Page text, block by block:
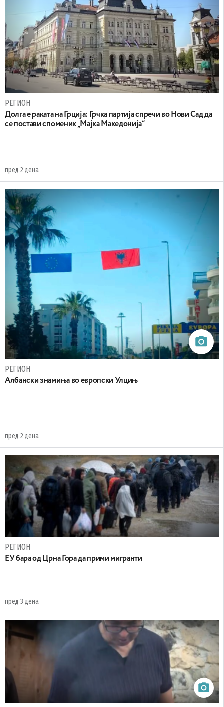
РЕГИОН
Долга е раката на Грција: Грчка партија спречи во Нови Сад да
се постави споменик „Мајка Македонија“
пред 2 дена
РЕГИОН
Aлбански знамиња во европски Улцињ
пред 2 дена
РЕГИОН
EУ бара од Црна Гора да прими мигранти
пред 3 дена